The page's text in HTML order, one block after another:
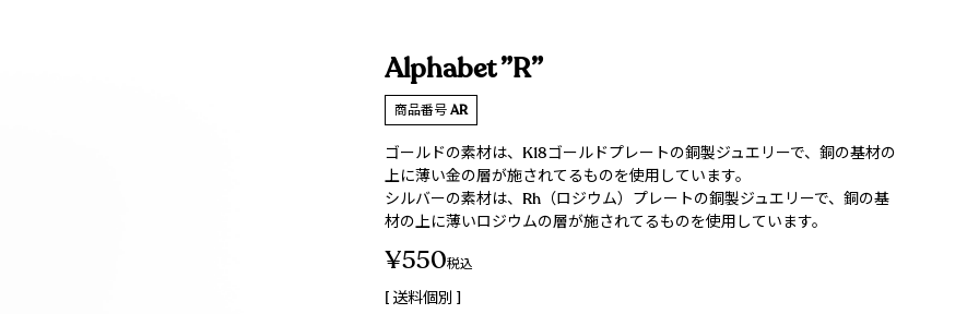
Alphabet ”R”
商品番号 AR
ゴールドの素材は、K18ゴールドプレートの銅製ジュエリーで、銅の基材の
上に薄い金の層が施されてるものを使用しています。
シルバーの素材は、Rh（ロジウム）プレートの銅製ジュエリーで、銅の基
材の上に薄いロジウムの層が施されてるものを使用しています。
¥550税込
送料個別